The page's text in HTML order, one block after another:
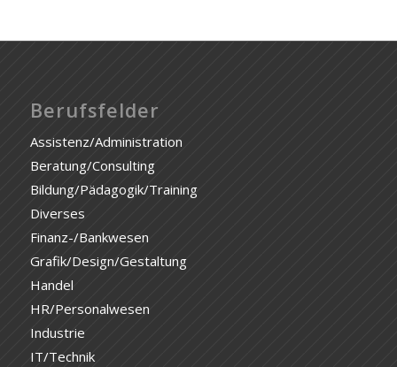
Berufsfelder
Assistenz/Administration
Beratung/Consulting
Bildung/Pädagogik/Training
Diverses
Finanz-/Bankwesen
Grafik/Design/Gestaltung
Handel
HR/Personalwesen
Industrie
IT/Technik